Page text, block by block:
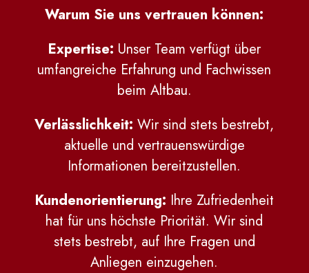
Warum Sie uns vertrauen können:
Expertise: Unser Team verfügt über
umfangreiche Erfahrung und Fachwissen
beim Altbau.
Verlässlichkeit: Wir sind stets bestrebt,
aktuelle und vertrauenswürdige
Informationen bereitzustellen.
Kundenorientierung: Ihre Zufriedenheit
hat für uns höchste Priorität. Wir sind
stets bestrebt, auf Ihre Fragen und
Anliegen einzugehen.